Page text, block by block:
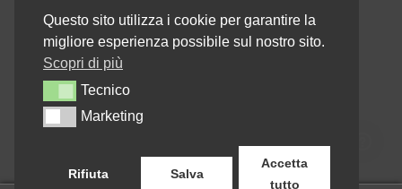
Resi e rimborsi
Annullamento dell’ordine
Informativa sulla privacy
Contattaci
Questo sito utilizza i cookie per garantire la
migliore esperienza possibile sul nostro sito.
Scopri di più
TecnicoTecnico
MarketingMarketing
Rifiuta Salva
Accetta
tutto